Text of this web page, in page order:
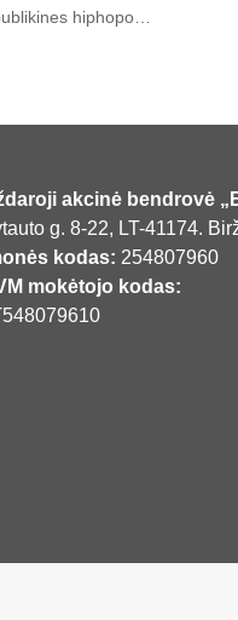
hiphopo…
akcinė bendrovė
g. 8-22, LT-41174.
kodas: 254807960
mokėtojo kodas: